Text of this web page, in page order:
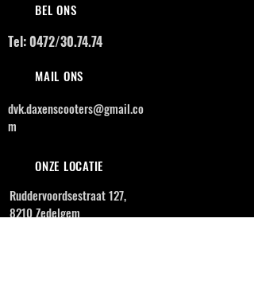
BEL ONS
Tel: 0472/30.74.74
MAIL ONS
dvk.daxenscooters@gmail.co
m
ONZE LOCATIE
Ruddervoordsestraat 127,
8210 Zedelgem